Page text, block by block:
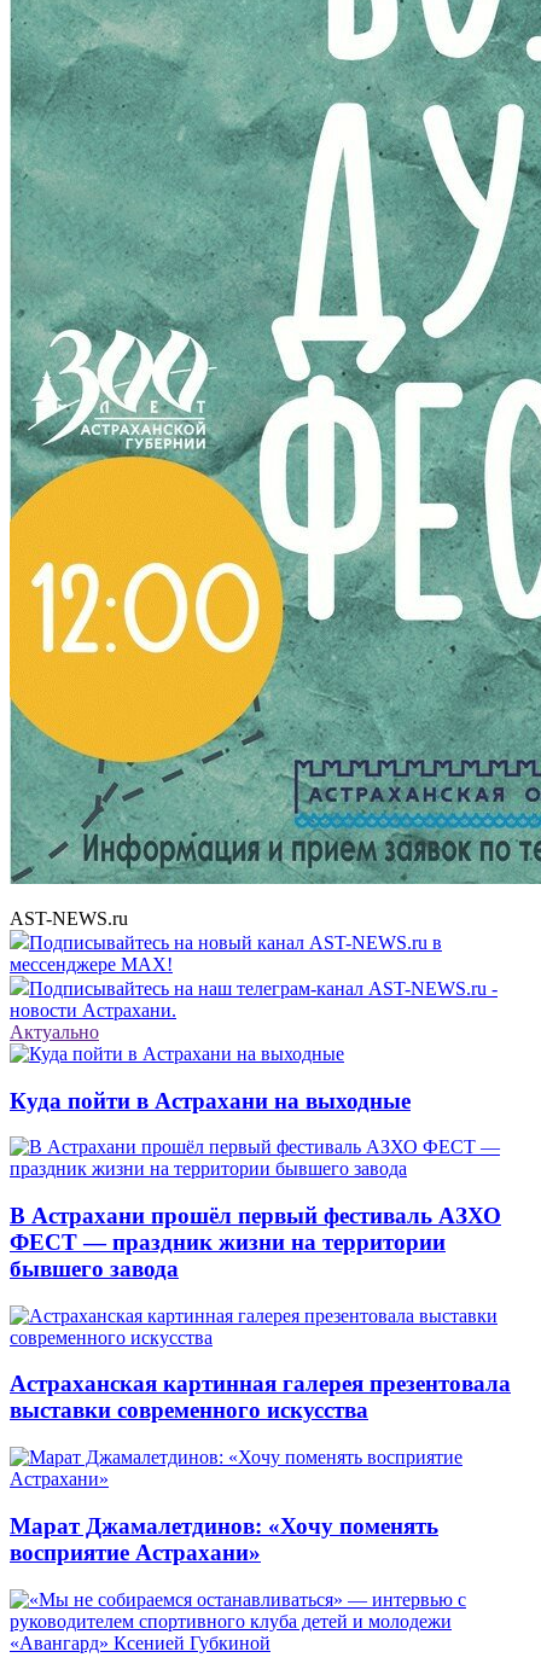
AST-NEWS.ru
Подписывайтесь на новый канал AST-NEWS.ru в
мессенджере MAX!
Подписывайтесь на наш телеграм-канал AST-NEWS.ru -
новости Астрахани.
Актуально
Куда пойти в Астрахани на выходные
В Астрахани прошёл первый фестиваль АЗХО
ФЕСТ — праздник жизни на территории
бывшего завода
Астраханская картинная галерея презентовала
выставки современного искусства
Марат Джамалетдинов: «Хочу поменять
восприятие Астрахани»